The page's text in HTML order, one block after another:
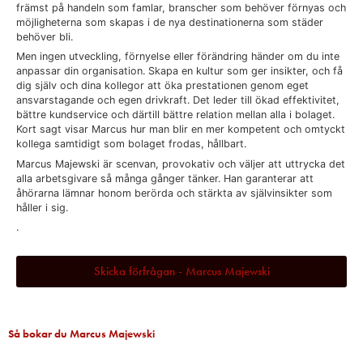
främst på handeln som famlar, branscher som behöver förnyas och
möjligheterna som skapas i de nya destinationerna som städer
behöver bli.
Men ingen utveckling, förnyelse eller förändring händer om du inte
anpassar din organisation. Skapa en kultur som ger insikter, och få
dig själv och dina kollegor att öka prestationen genom eget
ansvarstagande och egen drivkraft. Det leder till ökad effektivitet,
bättre kundservice och därtill bättre relation mellan alla i bolaget.
Kort sagt visar Marcus hur man blir en mer kompetent och omtyckt
kollega samtidigt som bolaget frodas, hållbart.
Marcus Majewski är scenvan, provokativ och väljer att uttrycka det
alla arbetsgivare så många gånger tänker. Han garanterar att
åhörarna lämnar honom berörda och stärkta av självinsikter som
håller i sig.
.
Skicka förfrågan - Marcus Majewski
Så bokar du Marcus Majewski